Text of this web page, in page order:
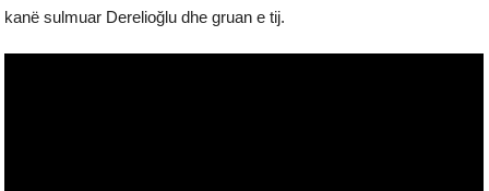
kanë sulmuar Derelioğlu dhe gruan e tij.